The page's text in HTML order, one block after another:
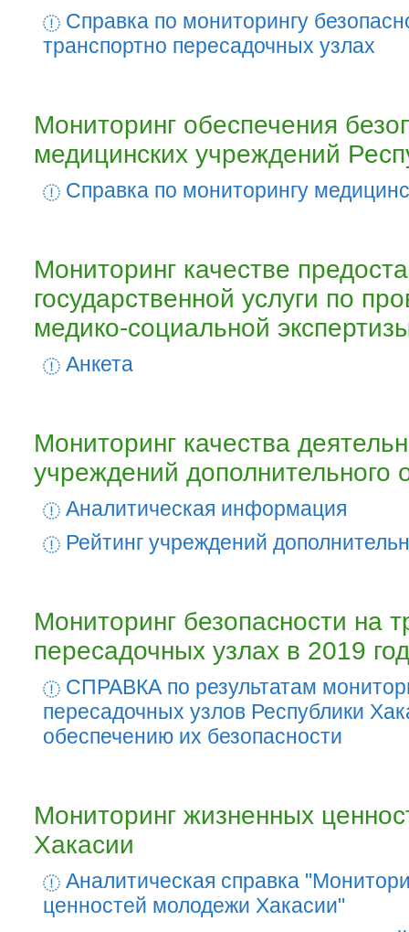
Справка по мониторингу
транспортно пересадочных узлах
Мониторинг обеспечения
медицинских учреждений
Cправка по мониторингу
Мониторинг качестве
государственной услуги по
медико-социальной
Анкета
Мониторинг качества
учреждений дополнительного
Аналитическая информация
Рейтинг учреждений
Мониторинг безопасности на
пересадочных узлах в 2019
СПРАВКА по результатам
пересадочных узлов Республики
обеспечению их безопасности
Мониторинг жизненных
Хакасии
Аналитическая справка
ценностей молодежи Хакасии"